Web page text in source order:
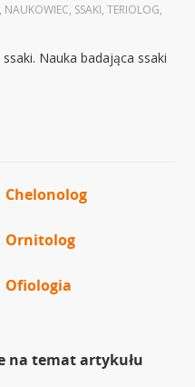
, NAUKOWIEC, SSAKI,TERIOLOG,
Nauka badająca ssaki
Chelonolog
Ornitolog
Ofiologia
na temat artykułu